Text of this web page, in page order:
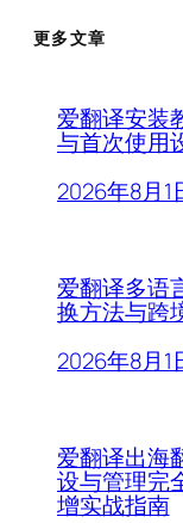
更多文章
爱翻译安装
与首次使用
2026年8月1
爱翻译多语
换方法与跨
2026年8月1
爱翻译出海
设与管理完
增实战指南